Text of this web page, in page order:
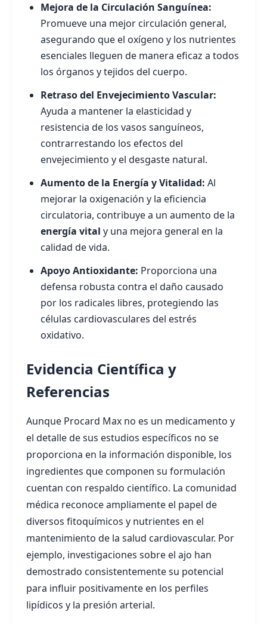
Mejora de la Circulación Sanguínea:
Promueve una mejor circulación general,
asegurando que el oxígeno y los nutrientes
esenciales lleguen de manera eficaz a todos
los órganos y tejidos del cuerpo.
Retraso del Envejecimiento Vascular:
Ayuda a mantener la elasticidad y
resistencia de los vasos sanguíneos,
contrarrestando los efectos del
envejecimiento y el desgaste natural.
Aumento de la Energía y Vitalidad: Al
mejorar la oxigenación y la eficiencia
circulatoria, contribuye a un aumento de la
energía vital y una mejora general en la
calidad de vida.
Apoyo Antioxidante: Proporciona una
defensa robusta contra el daño causado
por los radicales libres, protegiendo las
células cardiovasculares del estrés
oxidativo.
Evidencia Científica y
Referencias
Aunque Procard Max no es un medicamento y
el detalle de sus estudios específicos no se
proporciona en la información disponible, los
ingredientes que componen su formulación
cuentan con respaldo científico. La comunidad
médica reconoce ampliamente el papel de
diversos fitoquímicos y nutrientes en el
mantenimiento de la salud cardiovascular. Por
ejemplo, investigaciones sobre el ajo han
demostrado consistentemente su potencial
para influir positivamente en los perfiles
lipídicos y la presión arterial.